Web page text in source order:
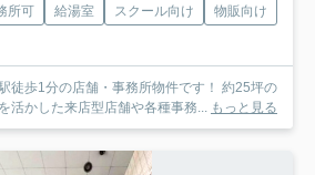
所可 給湯室 スクール向け
物販向け
徒歩1分の店舗・事務所物件です！ 約25坪の
活かした来店型店舗や各種事務... もっと見る